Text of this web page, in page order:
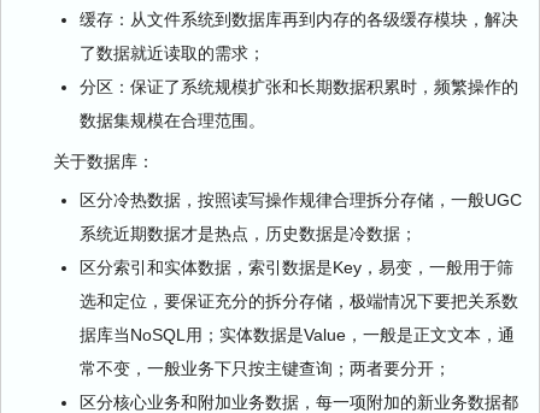
缓存：从文件系统到数据库再到内存的各级缓存模块，解决
了数据就近读取的需求；
分区：保证了系统规模扩张和长期数据积累时，频繁操作的
数据集规模在合理范围。
关于数据库：
区分冷热数据，按照读写操作规律合理拆分存储，一般UGC
系统近期数据才是热点，历史数据是冷数据；
区分索引和实体数据，索引数据是Key，易变，一般用于筛
选和定位，要保证充分的拆分存储，极端情况下要把关系数
据库当NoSQL用；实体数据是Value，一般是正文文本，通
常不变，一般业务下只按主键查询；两者要分开；
区分核心业务和附加业务数据，每一项附加的新业务数据都